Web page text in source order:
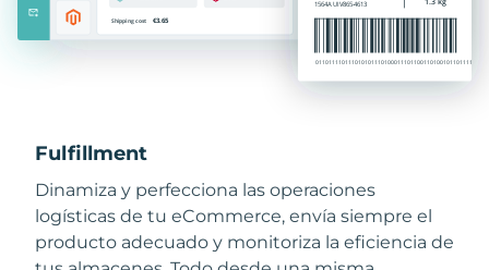
Fulfillment
Dinamiza y perfecciona las operaciones
logísticas de tu eCommerce, envía siempre el
producto adecuado y monitoriza la eficiencia de